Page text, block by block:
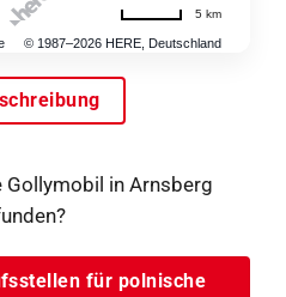
© 1987–2026 HERE, Deutschland
5 km
in Arnsberg
für polnische